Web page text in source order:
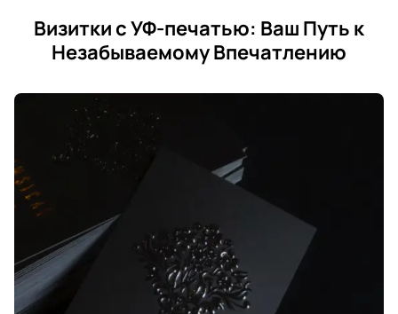
Визитки с УФ-печатью: Ваш Путь к
Незабываемому Впечатлению